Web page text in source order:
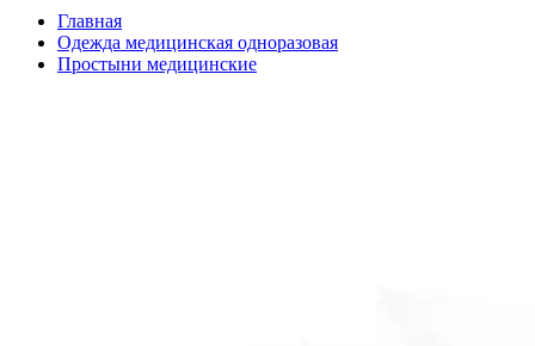
Главная
Одежда медицинская одноразовая
Простыни медицинские